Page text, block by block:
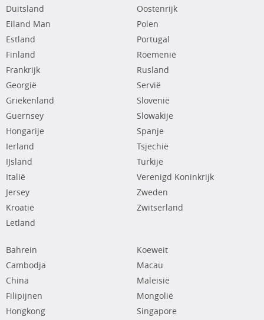
Duitsland
Eiland Man
Estland
Finland
Frankrijk
Georgië
Griekenland
Guernsey
Hongarije
Ierland
IJsland
Italië
Jersey
Kroatië
Letland
Oostenrijk
Polen
Portugal
Roemenië
Rusland
Servië
Slovenië
Slowakije
Spanje
Tsjechië
Turkije
Verenigd Koninkrijk
Zweden
Zwitserland
Bahrein
Cambodja
China
Filipijnen
Hongkong
Koeweit
Macau
Maleisië
Mongolië
Singapore